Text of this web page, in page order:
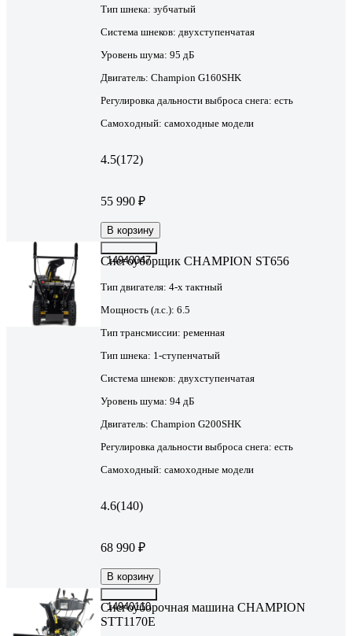
Тип шнека: зубчатый
Система шнеков: двухступенчатая
Уровень шума: 95 дБ
Двигатель: Champion G160SHK
Регулировка дальности выброса снега: есть
Самоходный: самоходные модели
4.5(172)
55 990 ₽
В корзину
14940047
Снегоуборщик CHAMPION ST656
Тип двигателя: 4-х тактный
Мощность (л.с.): 6.5
Тип трансмиссии: ременная
Тип шнека: 1-ступенчатый
Система шнеков: двухступенчатая
Уровень шума: 94 дБ
Двигатель: Champion G200SHK
Регулировка дальности выброса снега: есть
Самоходный: самоходные модели
4.6(140)
68 990 ₽
В корзину
14940110
Снегоуборочная машина CHAMPION
STT1170E